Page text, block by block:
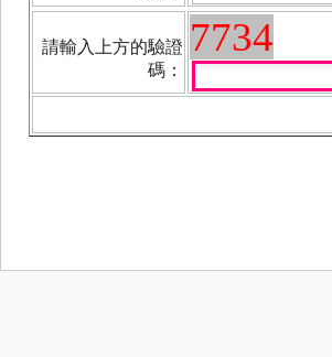
請輸入上方的驗證
碼：
7734